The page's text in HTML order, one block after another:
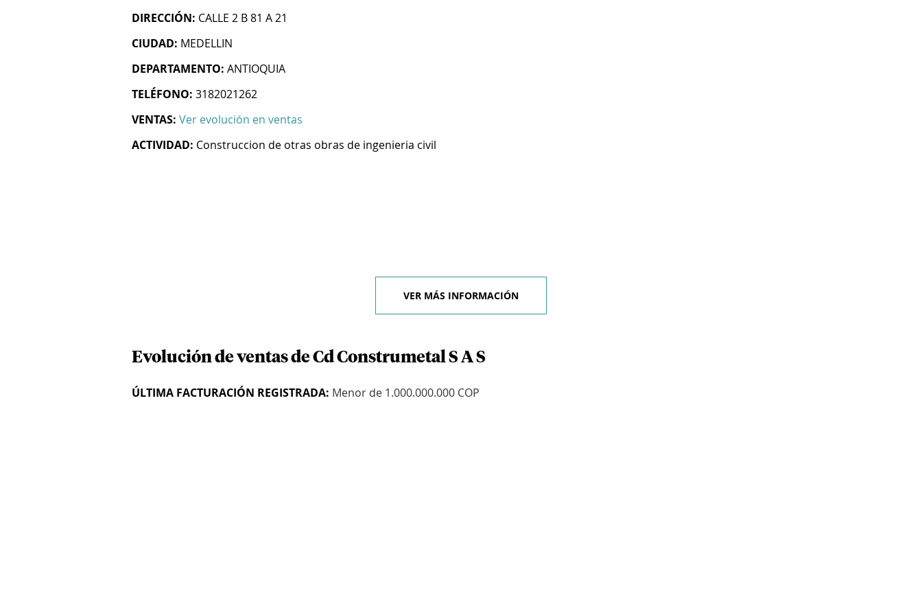
DIRECCIÓN: CALLE 2 B 81 A 21
CIUDAD: MEDELLIN
DEPARTAMENTO: ANTIOQUIA
TELÉFONO: 3182021262
VENTAS: Ver evolución en ventas
ACTIVIDAD: Construccion de otras obras de ingenieria civil
VER MÁS INFORMACIÓN
Evolución de ventas de Cd Construmetal S A S
ÚLTIMA FACTURACIÓN REGISTRADA: Menor de 1.000.000.000 COP